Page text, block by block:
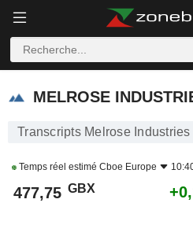
MELROSE INDUSTRIES PLC
MELROSE
Transcripts Melrose Industries
Temps réel estimé Cboe Europe
477,75 GBX